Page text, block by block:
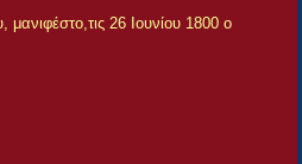
μανιφέστο,τις 26 Ιουνίου 1800 ο